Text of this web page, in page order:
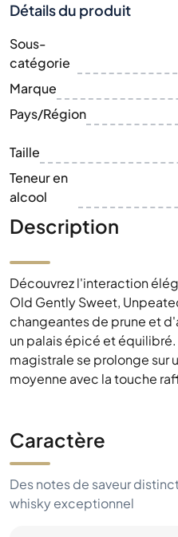
Détails du produit
Sous-
catégorie
Marque
Pays/Région
Taille
Teneur en
alcool
Description
Découvrez l'interaction
Old Gently Sweet,
changeantes de prune et
un palais épicé et
magistrale se prolonge sur
moyenne avec la touche
Caractère
Des notes de saveur
whisky exceptionnel